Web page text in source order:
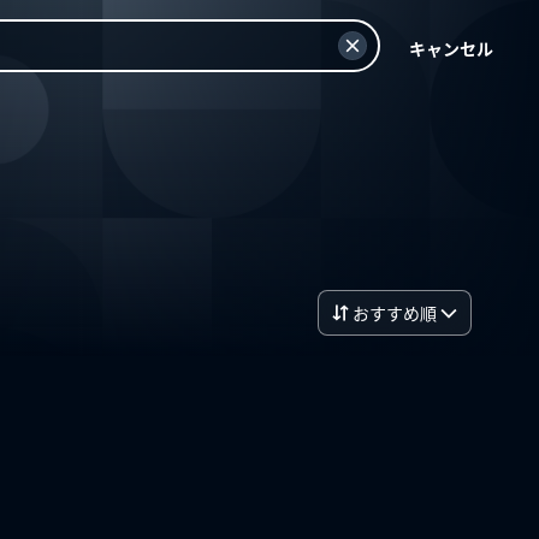
キャンセル
おすすめ順